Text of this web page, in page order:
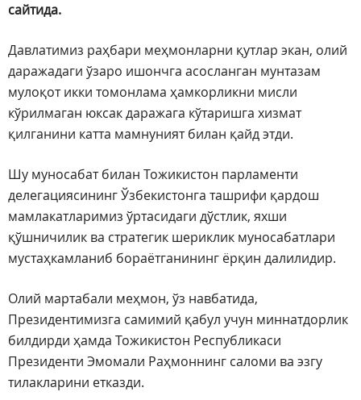
сайтида.
Давлатимиз раҳбари меҳмонларни қутлар экан, олий
даражадаги ўзаро ишончга асосланган мунтазам
мулоқот икки томонлама ҳамкорликни мисли
кўрилмаган юксак даражага кўтаришга хизмат
қилганини катта мамнуният билан қайд этди.
Шу муносабат билан Тожикистон парламенти
делегациясининг Ўзбекистонга ташрифи қардош
мамлакатларимиз ўртасидаги дўстлик, яхши
қўшничилик ва стратегик шериклик муносабатлари
мустаҳкамланиб бораётганининг ёрқин далилидир.
Олий мартабали меҳмон, ўз навбатида,
Президентимизга самимий қабул учун миннатдорлик
билдирди ҳамда Тожикистон Республикаси
Президенти Эмомали Раҳмоннинг саломи ва эзгу
тилакларини етказди.